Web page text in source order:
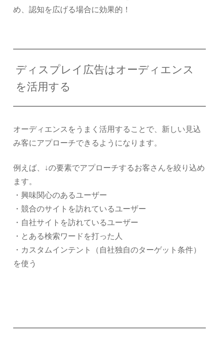
め、認知を広げる場合に効果的！
ディスプレイ広告はオーディエンス
を活用する
オーディエンスをうまく活用することで、新しい見込
み客にアプローチできるようになります。
例えば、↓の要素でアプローチするお客さんを絞り込め
ます。
・興味関心のあるユーザー
・競合のサイトを訪れているユーザー
・自社サイトを訪れているユーザー
・とある検索ワードを打った人
・カスタムインテント（自社独自のターゲット条件）
を使う